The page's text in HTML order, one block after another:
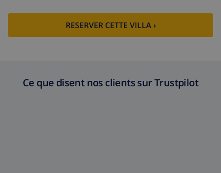
RESERVER CETTE VILLA ›
Ce que disent nos clients sur Trustpilot